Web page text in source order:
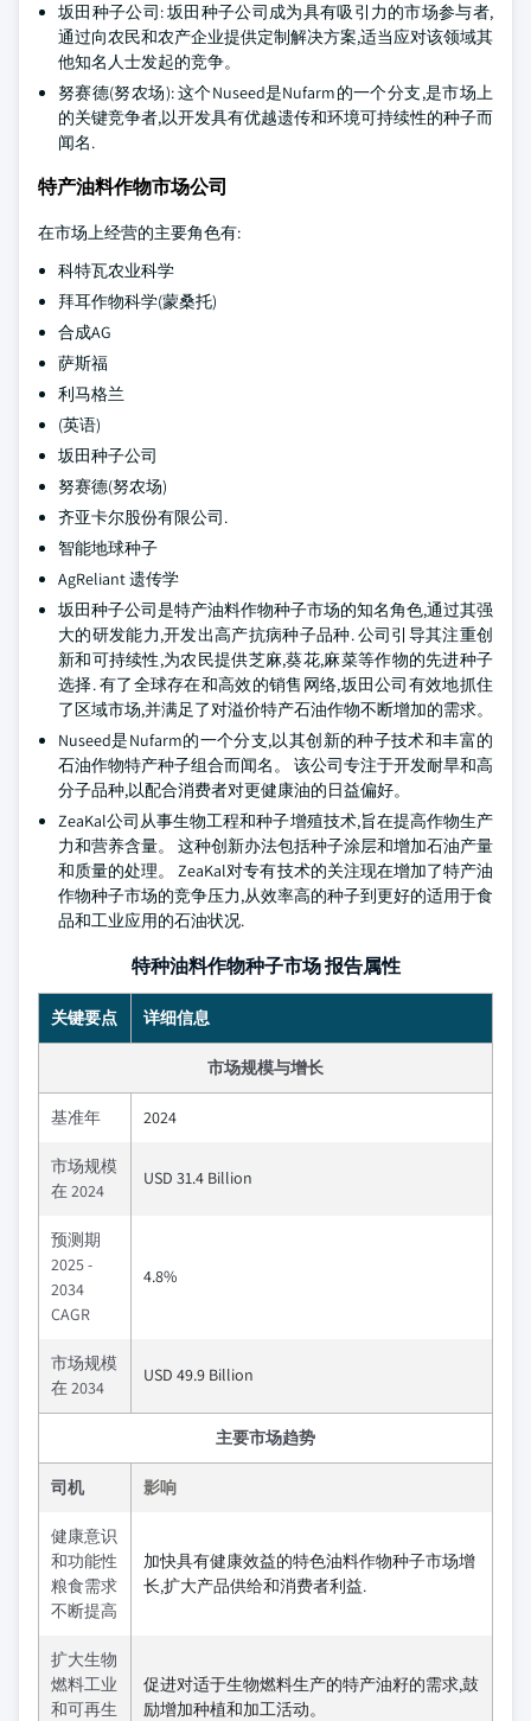
坂田种子公司: 坂田种子公司成为具有吸引力的市场参与者,
通过向农民和农产企业提供定制解决方案,适当应对该领域其
他知名人士发起的竞争。
努赛德(努农场): 这个Nuseed是Nufarm的一个分支,是市场上
的关键竞争者,以开发具有优越遗传和环境可持续性的种子而
闻名.
特产油料作物市场公司
在市场上经营的主要角色有:
科特瓦农业科学
拜耳作物科学(蒙桑托)
合成AG
萨斯福
利马格兰
(英语)
坂田种子公司
努赛德(努农场)
齐亚卡尔股份有限公司.
智能地球种子
AgReliant 遗传学
坂田种子公司是特产油料作物种子市场的知名角色,通过其强
大的研发能力,开发出高产抗病种子品种. 公司引导其注重创
新和可持续性,为农民提供芝麻,葵花,麻菜等作物的先进种子
选择. 有了全球存在和高效的销售网络,坂田公司有效地抓住
了区域市场,并满足了对溢价特产石油作物不断增加的需求。
Nuseed是Nufarm的一个分支,以其创新的种子技术和丰富的
石油作物特产种子组合而闻名。 该公司专注于开发耐旱和高
分子品种,以配合消费者对更健康油的日益偏好。
ZeaKal公司从事生物工程和种子增殖技术,旨在提高作物生产
力和营养含量。 这种创新办法包括种子涂层和增加石油产量
和质量的处理。 ZeaKal对专有技术的关注现在增加了特产油
作物种子市场的竞争压力,从效率高的种子到更好的适用于食
品和工业应用的石油状况.
特种油料作物种子市场 报告属性
关键要点 详细信息
市场规模与增长
基准年 2024
市场规模
在 2024
USD 31.4 Billion
预测期
2025 -
2034
CAGR
4.8%
市场规模
在 2034
USD 49.9 Billion
主要市场趋势
司机 影响
健康意识
和功能性
粮食需求
不断提高
加快具有健康效益的特色油料作物种子市场增
长,扩大产品供给和消费者利益.
扩大生物
燃料工业
和可再生
促进对适于生物燃料生产的特产油籽的需求,鼓
励增加种植和加工活动。